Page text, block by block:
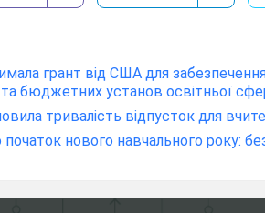
грант від США для
бюджетних установ освітньої
тривалість відпусток для
нового навчального року: